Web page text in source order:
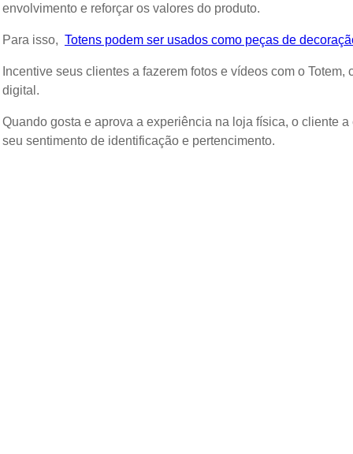
envolvimento e reforçar os valores do produto.
Para isso, Totens podem ser usados como peças de
Incentive seus clientes a fazerem fotos e vídeos com o
digital.
Quando gosta e aprova a experiência na loja física, o cliente
seu sentimento de identificação e pertencimento.